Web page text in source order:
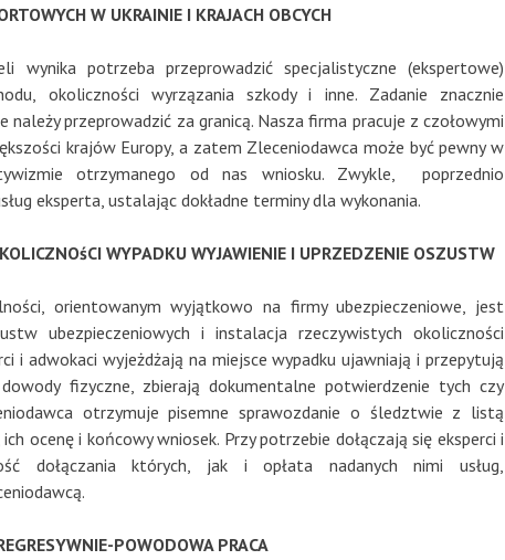
W UKRAINIE I KRAJACH OBCYCH
wynika potrzeba przeprowadzić specjalistyczne (ekspertowe)
okoliczności wyrzązania szkody i inne. Zadanie znacznie
należy przeprowadzić za granicą. Nasza firma pracuje z czołowymi
krajów Europy, a zatem Zleceniodawca może być pewny w
otrzymanego od nas wniosku. Zwykle, poprzednio
eksperta, ustalając dokładne terminy dla wykonania.
WYPADKU WYJAWIENIE I UPRZEDZENIE OSZUSTW
orientowanym wyjątkowo na firmy ubezpieczeniowe, jest
ubezpieczeniowych i instalacja rzeczywistych okoliczności
i adwokaci wyjeżdżają na miejsce wypadku ujawniają i przepytują
fizyczne, zbierają dokumentalne potwierdzenie tych czy
otrzymuje pisemne sprawozdanie o śledztwie z listą
ocenę i końcowy wniosek. Przy potrzebie dołączają się eksperci i
dołączania których, jak i opłata nadanych nimi usług,
POWODOWA PRACA